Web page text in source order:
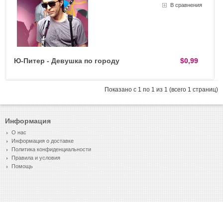
В сравнения
$0,99
Ю-Питер - Девушка по городу
Показано с 1 по 1 из 1 (всего 1 страниц)
Информация
О нас
Информация о доставке
Политика конфиденциальности
Правила и условия
Помощь